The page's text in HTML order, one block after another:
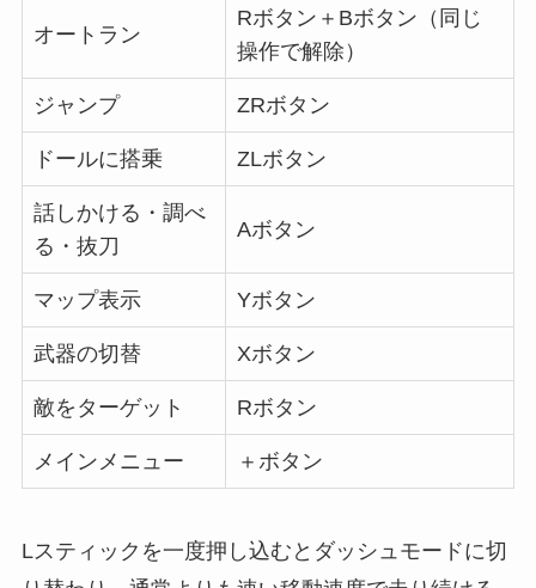
オートラン
Rボタン＋Bボタン（同じ
操作で解除）
ジャンプ ZRボタン
ドールに搭乗 ZLボタン
話しかける・調べ
る・抜刀
Aボタン
マップ表示 Yボタン
武器の切替 Xボタン
敵をターゲット Rボタン
メインメニュー ＋ボタン
Lスティックを一度押し込むとダッシュモードに切